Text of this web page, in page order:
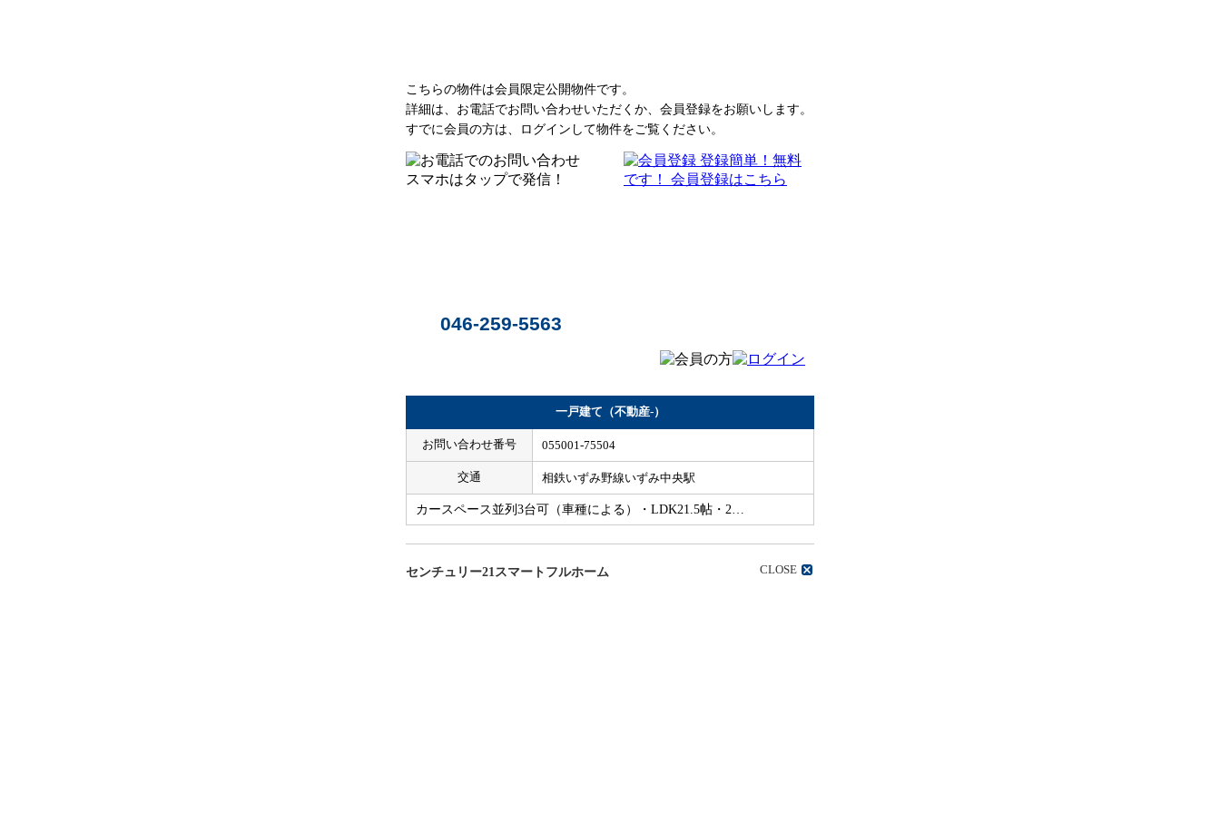
こちらの物件は会員限定公開物件です。
詳細は、お電話でお問い合わせいただくか、会員登録をお願いします。
すでに会員の方は、ログインして物件をご覧ください。
046-259-5563
一戸建て（不動産-）
お問い合わせ番号 055001-75504
交通 相鉄いずみ野線いずみ中央駅
カースペース並列3台可（車種による）・LDK21.5帖・2…
センチュリー21スマートフルホーム CLOSE